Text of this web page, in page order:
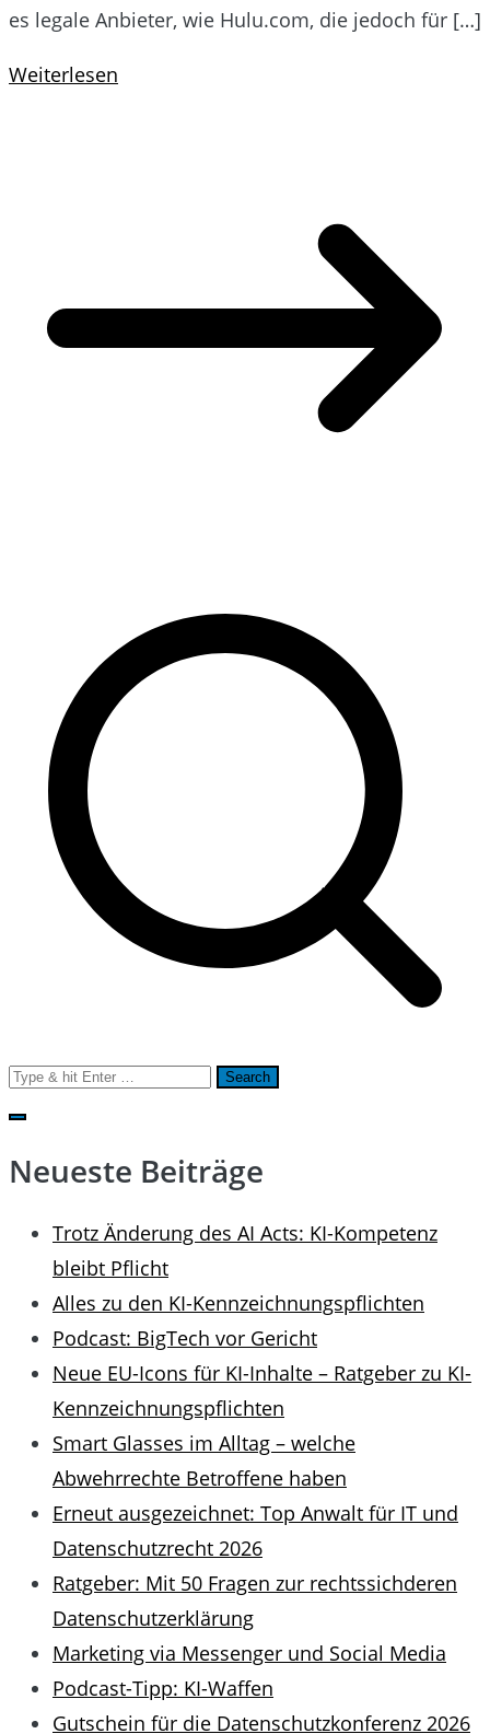
es legale Anbieter, wie Hulu.com, die jedoch für […]
Weiterlesen
Search
for:
Neueste Beiträge
Trotz Änderung des AI Acts: KI-Kompetenz
bleibt Pflicht
Alles zu den KI-Kennzeichnungspflichten
Podcast: BigTech vor Gericht
Neue EU-Icons für KI-Inhalte – Ratgeber zu KI-
Kennzeichnungspflichten
Smart Glasses im Alltag – welche
Abwehrrechte Betroffene haben
Erneut ausgezeichnet: Top Anwalt für IT und
Datenschutzrecht 2026
Ratgeber: Mit 50 Fragen zur rechtssichderen
Datenschutzerklärung
Marketing via Messenger und Social Media
Podcast-Tipp: KI-Waffen
Gutschein für die Datenschutzkonferenz 2026